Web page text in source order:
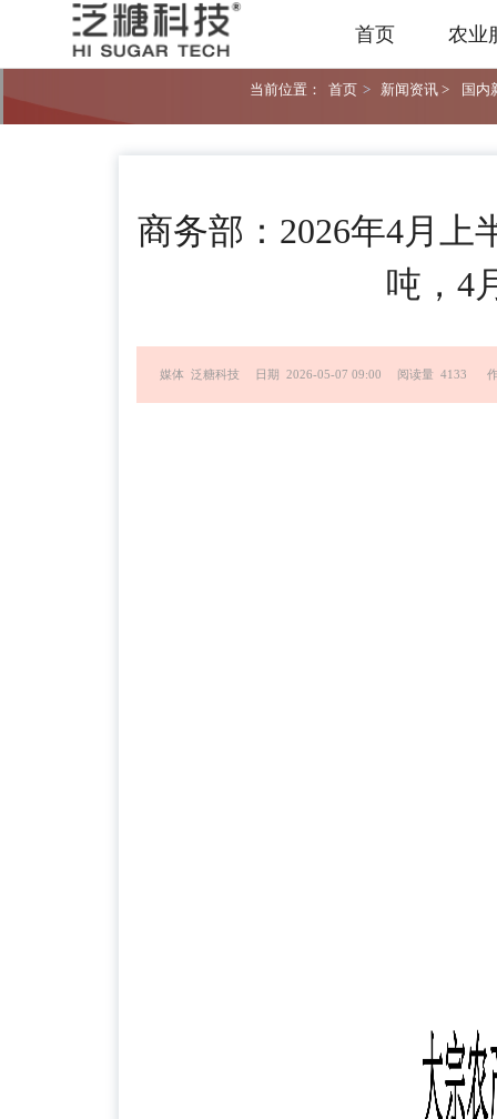
首页 农业
当前位置： 首页 > 新闻资讯 > 国内
商务部：2026年4月上
吨，4
媒体 泛糖科技 日期 2026-05-07 09:00 阅读量 4133